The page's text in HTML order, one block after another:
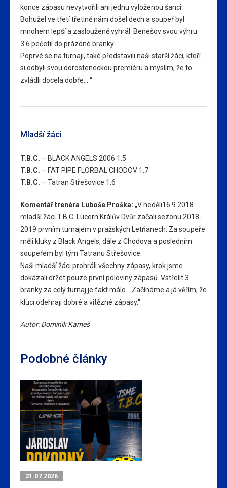
konce zápasu nevytvořili ani jednu vyloženou šanci.
Bohužel ve třetí třetině nám došel dech a soupeř byl
mnohem lepší a zaslouženě vyhrál. Benešov svou výhru
3:6 pečetil do prázdné branky.
Poprvé se na turnaji, také představili naši starší žáci, kteří
si odbyli svou dorosteneckou premiéru a myslím, že to
zvládli docela dobře… “
Mladší žáci
T.B.C. – BLACK ANGELS 2006 1:5
T.B.C. – FAT PIPE FLORBAL CHODOV 1:7
T.B.C. – Tatran Střešovice 1:6
Komentář trenéra Luboše Proška: „V neděli16.9.2018
mladší žáci T.B.C. Lucern Králův Dvůr začali sezonu 2018-
2019 prvním turnajem v pražských Letňanech. Za soupeře
měli kluky z Black Angels, dále z Chodova a posledním
soupeřem byl tým Tatranu Střešovice.
Naši mladší žáci prohráli všechny zápasy, krok jsme
dokázali držet pouze první poloviny zápasů. Vstřelit 3
branky za celý turnaj je fakt málo… Začínáme a já věřím, že
kluci odehrají dobré a vítězné zápasy.“
Autor: Dominik Kameš
Podobné články
31.07.2026